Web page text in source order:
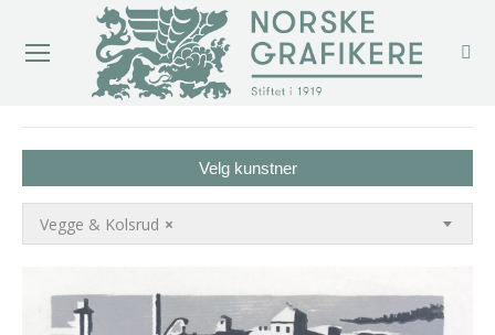
Velg kunstner
×
Vegge & Kolsrud